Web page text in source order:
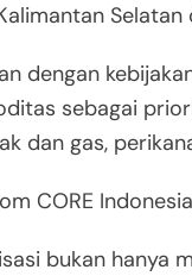
dengan
sebagai
dan gas,
CORE
bukan hanya